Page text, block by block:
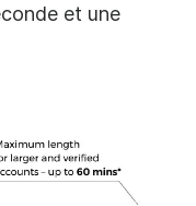
et une